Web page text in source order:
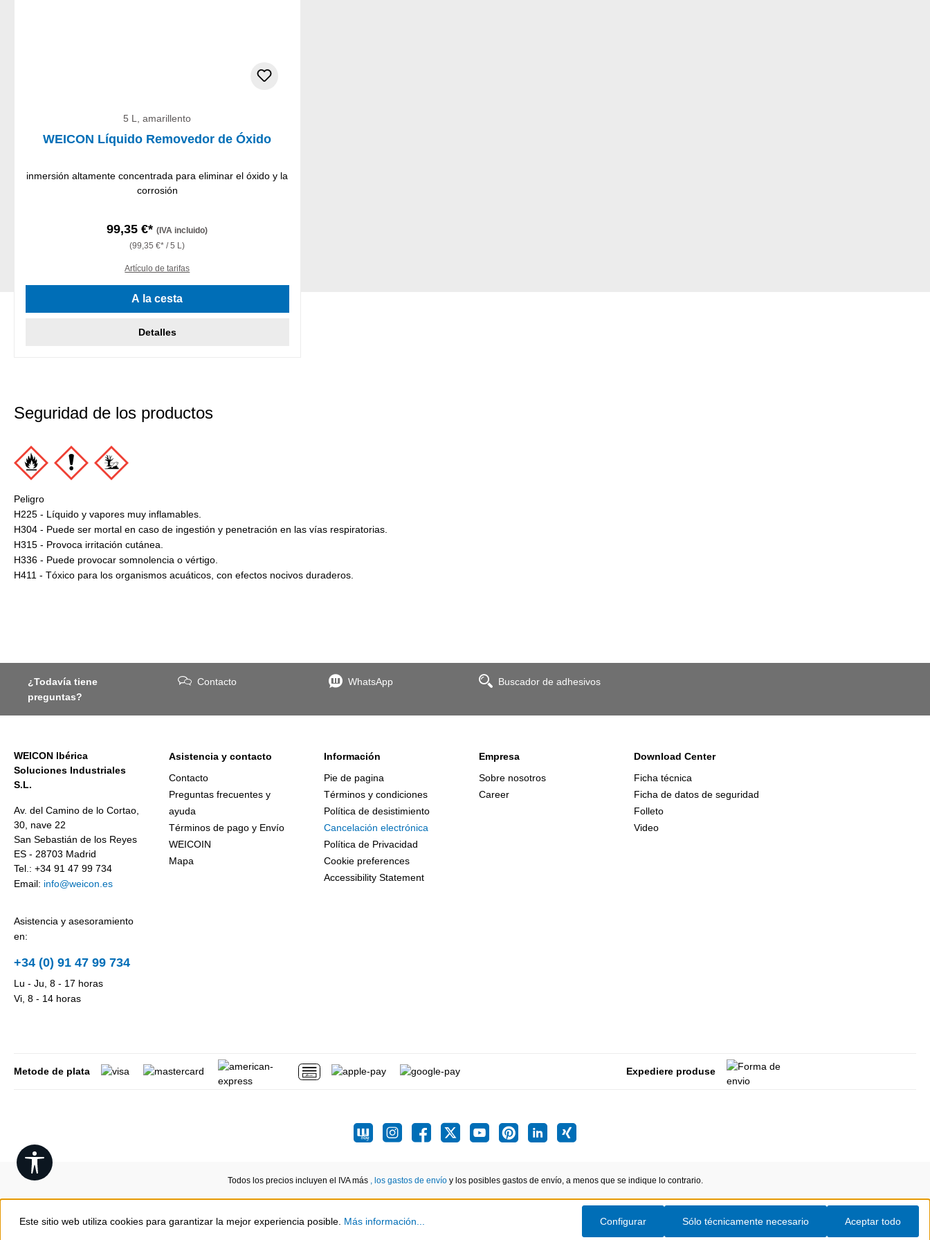
5 L, amarillento
WEICON Líquido Removedor de Óxido
inmersión altamente concentrada para eliminar el óxido y la
corrosión
99,35 €*(IVA incluido)
(99,35 €* / 5 L)
Artículo de tarifas
A la cesta
Detalles
Seguridad de los productos
Peligro
H225 - Líquido y vapores muy inflamables.
H304 - Puede ser mortal en caso de ingestión y penetración en las vías respiratorias.
H315 - Provoca irritación cutánea.
H336 - Puede provocar somnolencia o vértigo.
H411 - Tóxico para los organismos acuáticos, con efectos nocivos duraderos.
¿Todavía tiene
preguntas?
Contacto WhatsApp Buscador de adhesivos
WEICON Ibérica
Soluciones Industriales
S.L.
Av. del Camino de lo Cortao,
30, nave 22
San Sebastián de los Reyes
ES - 28703 Madrid
Tel.: +34 91 47 99 734
Email: info@weicon.es
Asistencia y asesoramiento
en:
+34 (0) 91 47 99 734
Lu - Ju, 8 - 17 horas
Vi, 8 - 14 horas
Asistencia y contacto
Contacto
Preguntas frecuentes y
ayuda
Términos de pago y Envío
WEICOIN
Mapa
Información
Pie de pagina
Términos y condiciones
Política de desistimiento
Cancelación electrónica
Política de Privacidad
Cookie preferences
Accessibility Statement
Empresa
Sobre nosotros
Career
Download Center
Ficha técnica
Ficha de datos de seguridad
Folleto
Video
Metode de plata Expediere produse
Todos los precios incluyen el IVA más , los gastos de envíoy los posibles gastos de envío, a menos que se indique lo contrario.
Show toolbar
Este sitio web utiliza cookies para garantizar la mejor experiencia posible. Más información... Sólo técnicamente necesario
Configurar Aceptar todo